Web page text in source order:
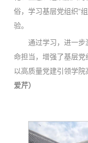
俗，学习基层党组织“
验。
通过学习，进一步
命担当，增强了基层党
以高质量党建引领学院
爱芹）